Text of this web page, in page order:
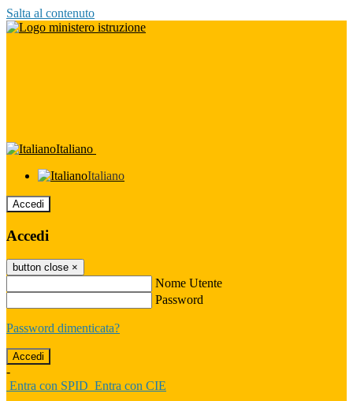
Salta al contenuto
Italiano
Italiano
Accedi
Accedi
button close ×
Nome Utente
Password
Password dimenticata?
-
Entra con SPID Entra con CIE